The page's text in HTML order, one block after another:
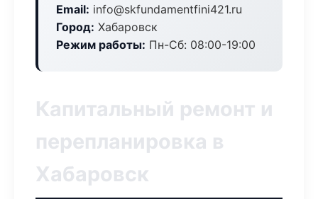
Email: info@skfundamentfini421.ru
Город: Хабаровск
Режим работы: Пн-Сб: 08:00-19:00
Капитальный ремонт и
перепланировка в
Хабаровск